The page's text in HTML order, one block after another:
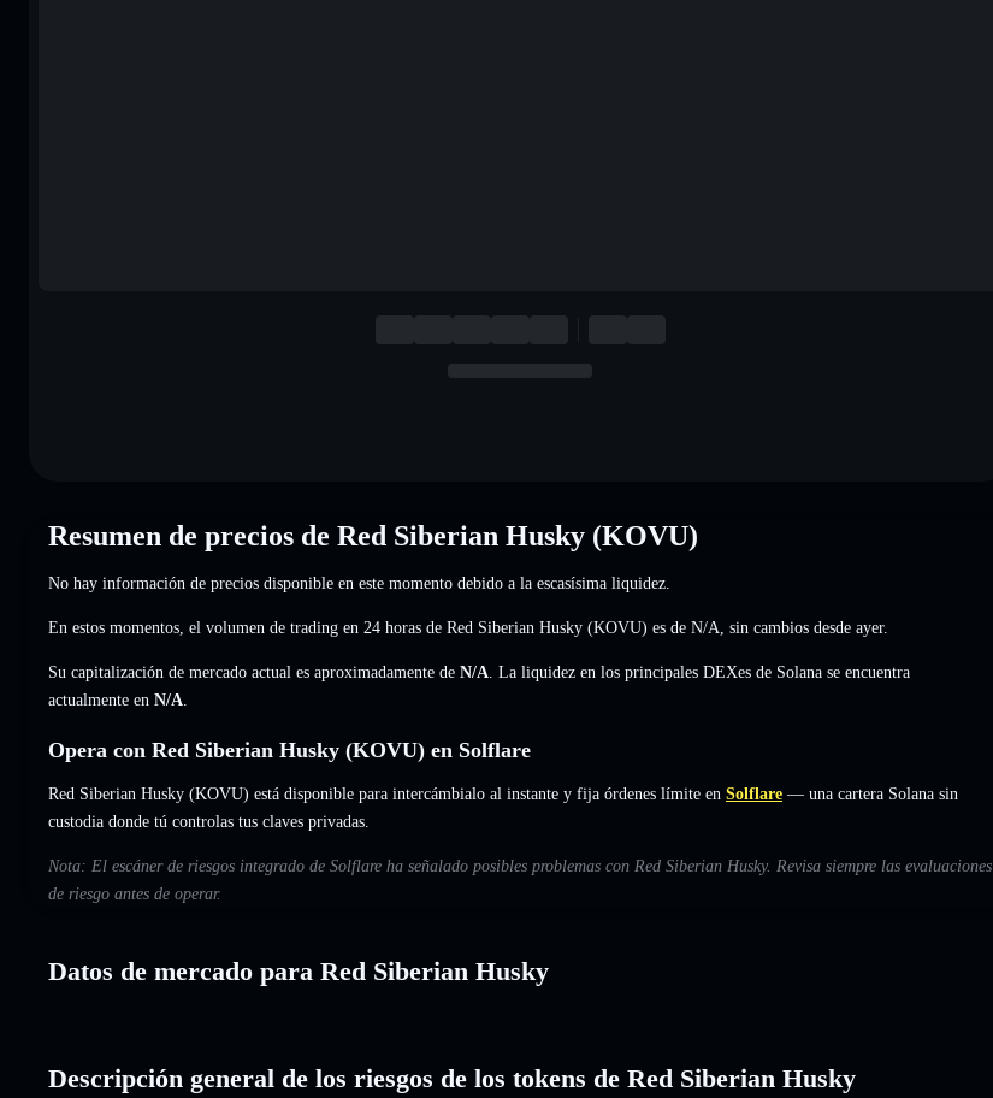
Resumen de precios de Red Siberian Husky (KOVU)
No hay información de precios disponible en este momento debido a la escasísima liquidez.
En estos momentos, el volumen de trading en 24 horas de Red Siberian Husky (KOVU) es de N/A sin cambios desde ayer.
Su capitalización de mercado actual es aproximadamente de N/A . La liquidez en los principales DEXes de Solana se encuentra
actualmente en N/A
Opera con Red Siberian Husky (KOVU) en Solflare
Red Siberian Husky (KOVU) está disponible para intercámbialo al instante y fija órdenes límite en Solflare — una cartera Solana sin
custodia donde tú controlas tus claves privadas.
Nota: El escáner de riesgos integrado de Solflare ha señalado posibles problemas con Red Siberian Husky. Revisa siempre las evaluaciones
de riesgo antes de operar.
Datos de mercado para Red Siberian Husky
Descripción general de los riesgos de los tokens de Red Siberian Husky